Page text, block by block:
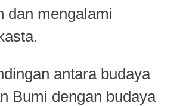
dan mengalami
antara budaya
Bumi dengan budaya